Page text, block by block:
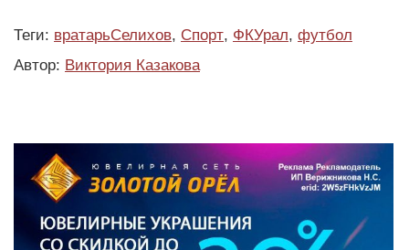
Теги: вратарьСелихов, Спорт, ФКУрал, футбол
Автор: Виктория Казакова